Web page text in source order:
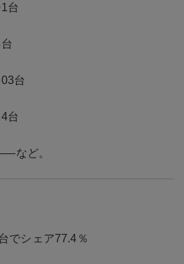
台
台
台
など。
でシェア77.4％